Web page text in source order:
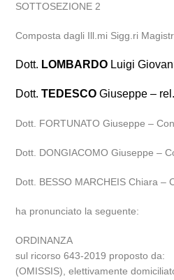
SOTTOSEZIONE 2
Composta dagli Ill.mi Sigg.ri
Dott. LOMBARDO Luigi
Dott.TEDESCO Giuseppe –
Dott. FORTUNATO Giuseppe –
Dott. DONGIACOMO Giuseppe –
Dott. BESSO MARCHEIS Chiara –
ha pronunciato la seguente:
ORDINANZA
sul ricorso 643-2019 proposto da:
(OMISSIS), elettivamente